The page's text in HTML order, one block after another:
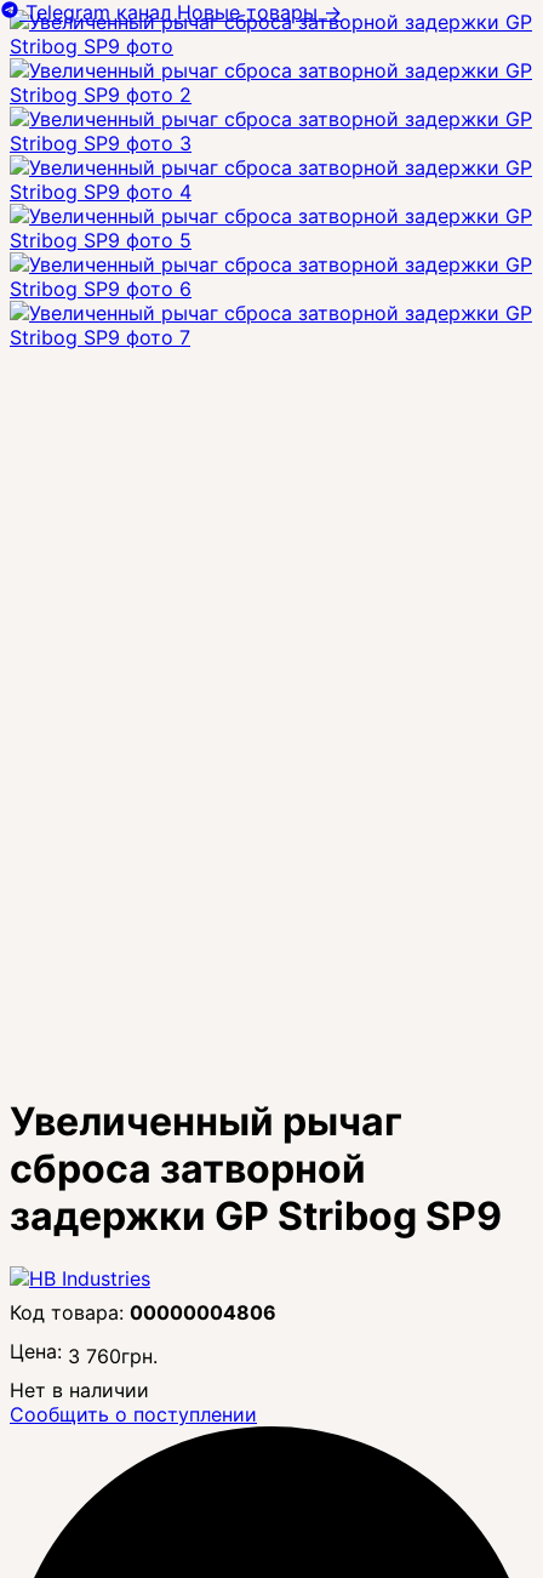
Увеличенный рычаг
сброса затворной
задержки GP Stribog SP9
00000004806
Цена: 3 760грн.
Нет в наличии
Сообщить о поступлении
Telegram канал Новые товары→